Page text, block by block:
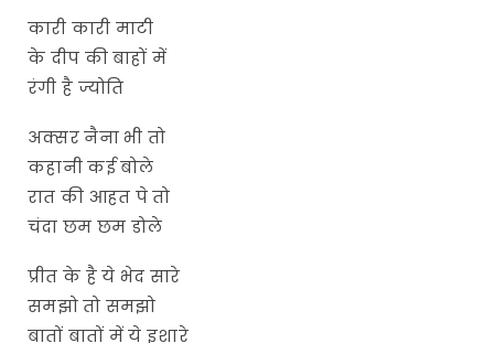
कारी कारी माटी
के दीप की बाहों में
रंगी है ज्योति
अक्सर नैना भी तो
कहानी कई बोले
रात की आहत पे तो
चंदा छम छम डोले
प्रीत के है ये भेद सारे
समझो तो समझो
बातों बातों में ये इशारे